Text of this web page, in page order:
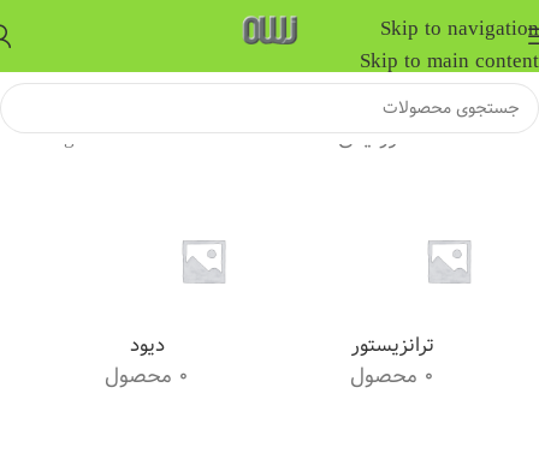
Skip to navigation
Skip to main content
خانه/قطعات الکترونیکی/قطعات SMD Showing all 2 results
ترانزیستور
0 محصول
دیود
0 محصول